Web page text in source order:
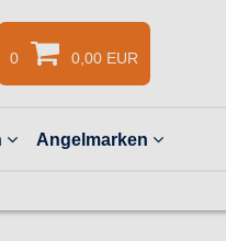
0 0,00 EUR
Angelmarken